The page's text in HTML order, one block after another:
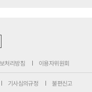
처리방침 이용자위원회
기사심의규정 불편신고